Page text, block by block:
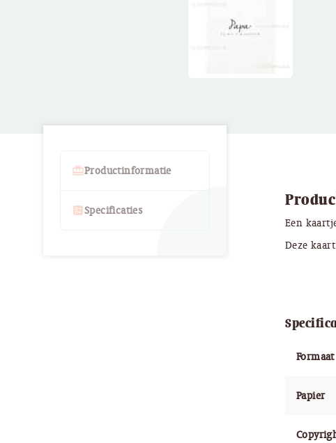
card_giftcardProductinformatie
ballotSpecificaties
Een
Deze
Formaat
Papier